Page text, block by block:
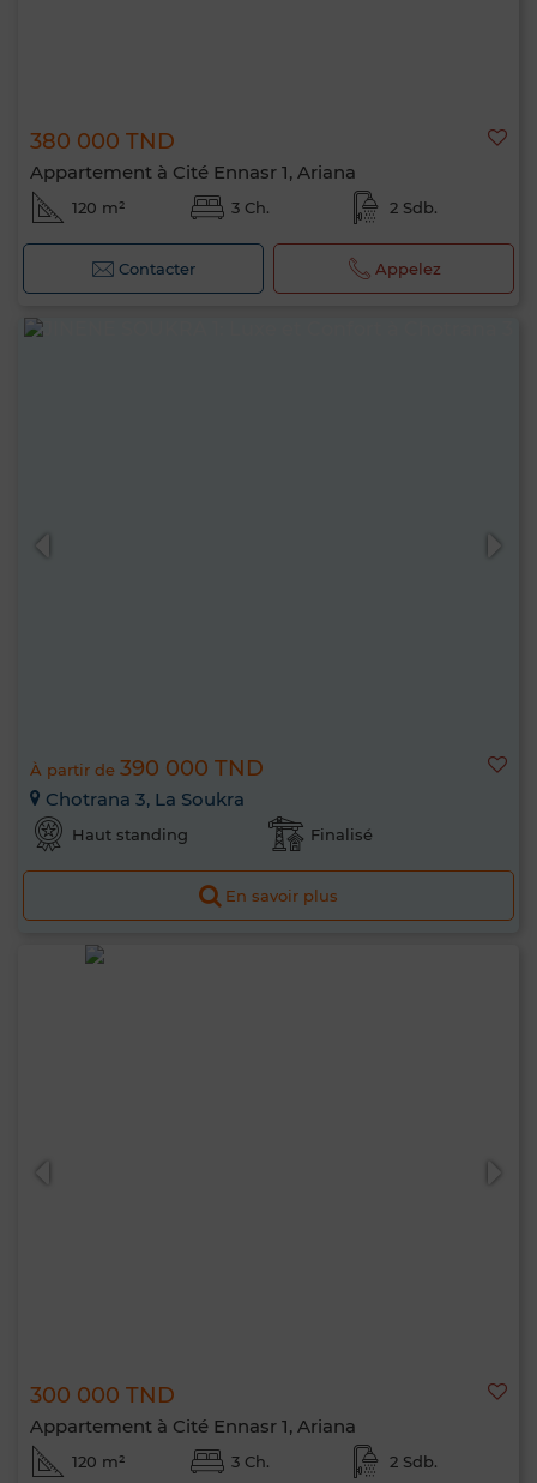
380 000 TND
Appartement à Cité Ennasr 1, Ariana
120 m² 3 Ch. 2 Sdb.
Contacter Appelez
À partir de 390 000 TND
Chotrana 3, La Soukra
Haut standing Finalisé
En savoir plus
300 000 TND
Appartement à Cité Ennasr 1, Ariana
120 m² 3 Ch. 2 Sdb.